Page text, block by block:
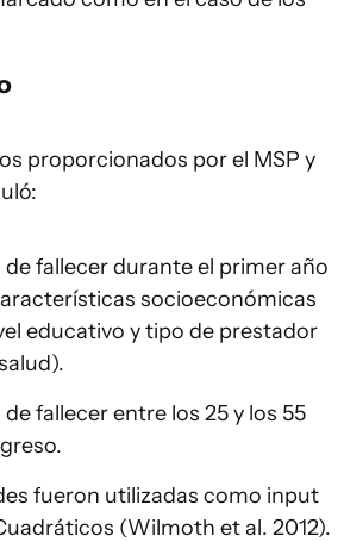
proporcionados por el MSP y
fallecer durante el primer año
socioeconómicas
educativo y tipo de prestador
fallecer entre los 25 y los 55
fueron utilizadas como input
(Wilmoth et al. 2012).